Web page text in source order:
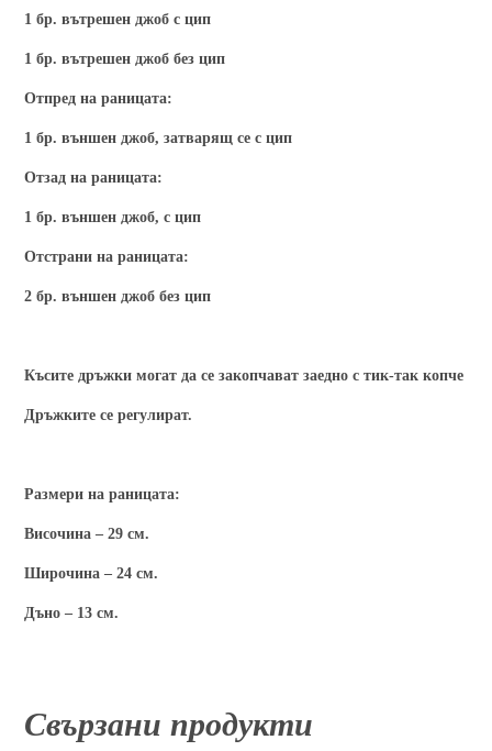
1 бр. вътрешен джоб с цип
1 бр. вътрешен джоб без цип
Отпред на раницата:
1 бр. външен джоб, затварящ се с цип
Отзад на раницата:
1 бр. външен джоб, с цип
Отстрани на раницата:
2 бр. външен джоб без цип
Късите дръжки могат да се закопчават заедно с тик-так копче
Дръжките се регулират.
Размери на раницата:
Височина – 29 см.
Широчина – 24 см.
Дъно – 13 см.
Свързани продукти